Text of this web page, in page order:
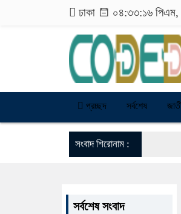
ঢাকা ০৪:৩৩:১৭ পিএম,
প্রচ্ছদ সর্বশেষ
সংবাদ শিরোনাম :
সর্বশেষ সংবাদ